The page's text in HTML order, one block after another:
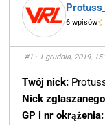
6 wpisów
#1 · 1 grudnia, 2019,
Twój nick:
Nick
GP i nr okrążenia: